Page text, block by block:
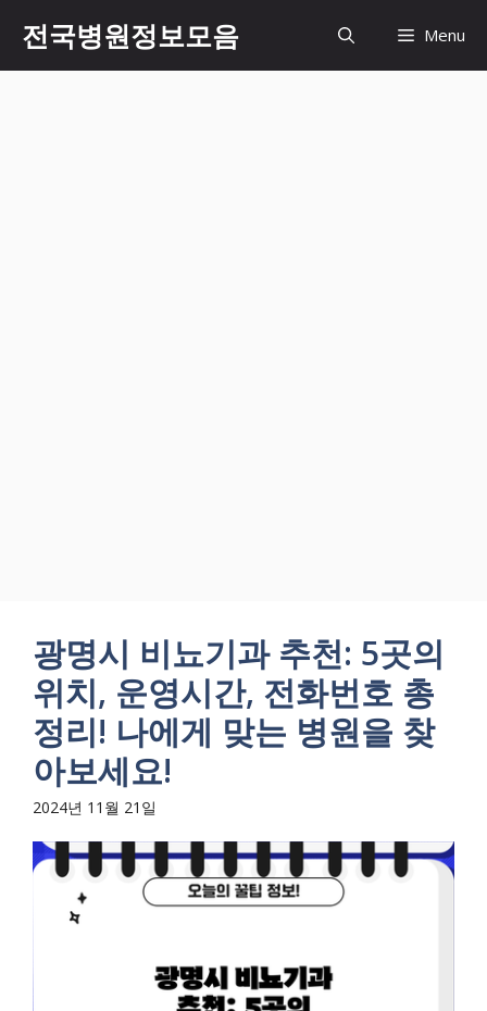
츠
전국병원정보모음 Menu
광명시 비뇨기과 추천: 5곳의
위치, 운영시간, 전화번호 총
정리! 나에게 맞는 병원을 찾
아보세요!
2024년 11월 21일